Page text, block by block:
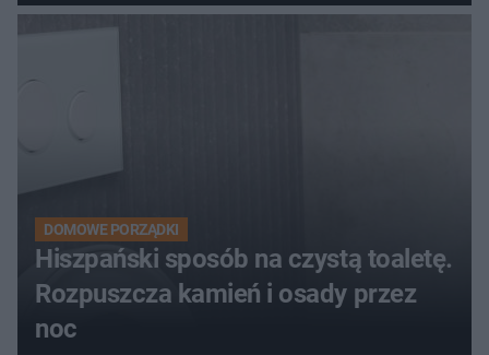
DOMOWE PORZĄDKI
Hiszpański sposób na czystą toaletę.
Rozpuszcza kamień i osady przez
noc